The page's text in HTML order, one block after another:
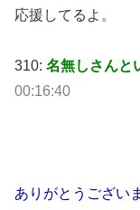
応援してるよ。
310: 名無しさんと
00:16:40
ありがとうござい